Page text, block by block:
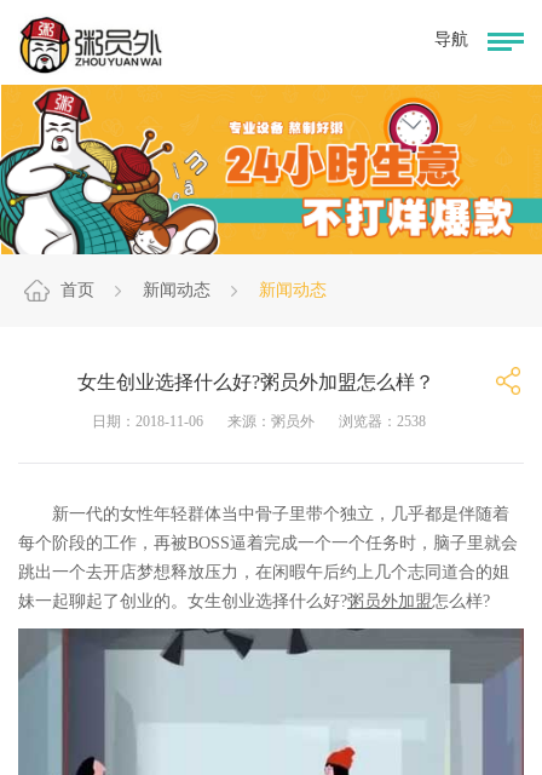
首页 新闻动态 新闻动态
女生创业选择什么好?粥员外加盟怎么样？
日期：2018-11-06 来源：粥员外 浏览器：2538
新一代的女性年轻群体当中骨子里带个独立，几乎都是伴随着
每个阶段的工作，再被BOSS逼着完成一个一个任务时，脑子里就会
跳出一个去开店梦想释放压力，在闲暇午后约上几个志同道合的姐
妹一起聊起了创业的。女生创业选择什么好?粥员外加盟怎么样?